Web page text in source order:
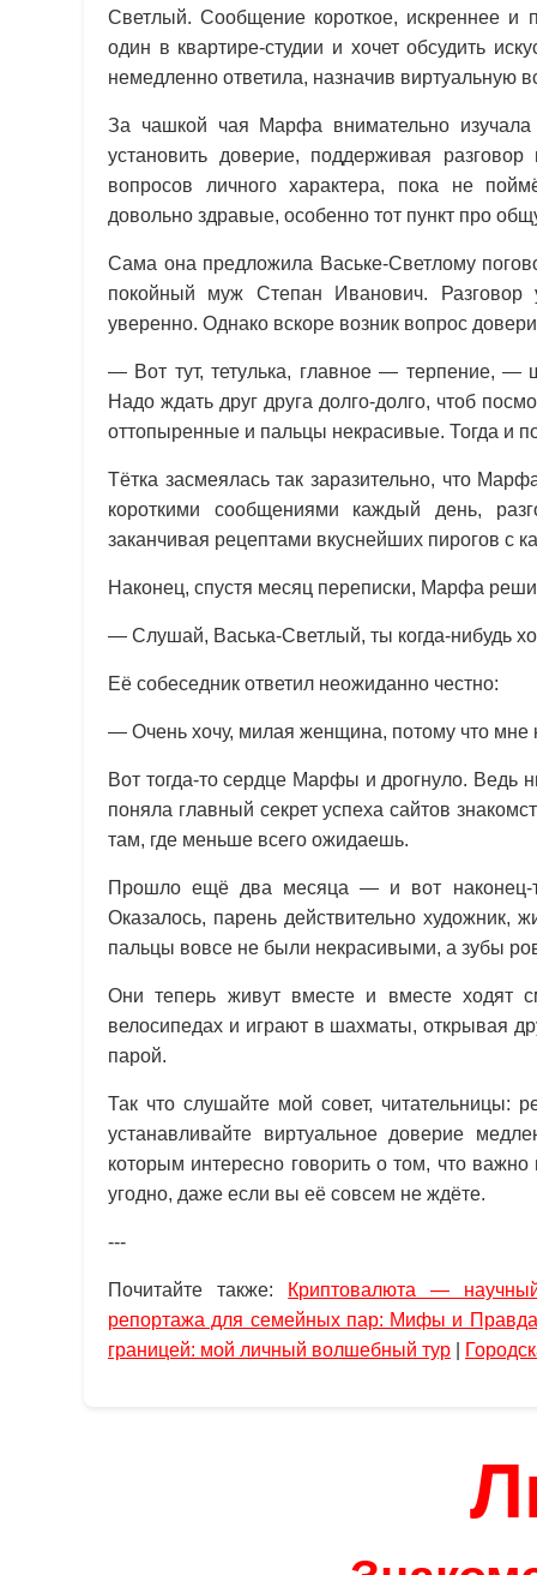
Светлый. Сообщение короткое, искреннее и
один в квартире-студии и хочет обсудить
немедленно ответила, назначив виртуальную
За чашкой чая Марфа внимательно
установить доверие, поддерживая
вопросов личного характера, пока не
довольно здравые, особенно тот пункт про
Сама она предложила Ваське-Светлому
покойный муж Степан Иванович. Разговор
уверенно. Однако вскоре возник вопрос
— Вот тут, тетулька, главное — терпение,
Надо ждать друг друга долго-долго, чтоб
оттопыренные и пальцы некрасивые. Тогда и
Тётка засмеялась так заразительно, что
короткими сообщениями каждый день,
заканчивая рецептами вкуснейших пирогов с
Наконец, спустя месяц переписки, Марфа
— Слушай, Васька-Светлый, ты когда-нибудь
Её собеседник ответил неожиданно честно:
— Очень хочу, милая женщина, потому что мне
Вот тогда-то сердце Марфы и дрогнуло. Ведь
поняла главный секрет успеха сайтов
там, где меньше всего ожидаешь.
Прошло ещё два месяца — и вот наконец-
Оказалось, парень действительно художник,
пальцы вовсе не были некрасивыми, а зубы
Они теперь живут вместе и вместе ходят
велосипедах и играют в шахматы, открывая
парой.
Так что слушайте мой совет, читательницы:
устанавливайте виртуальное доверие
которым интересно говорить о том, что
угодно, даже если вы её совсем не ждёте.
---
Почитайте также:
Криптовалюта —
репортажа для семейных пар: Мифы и
границей: мой личный волшебный тур